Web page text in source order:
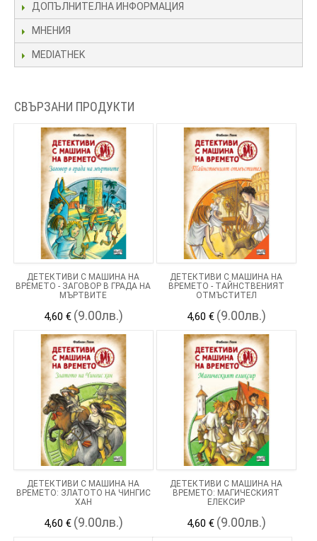
ДОПЪЛНИТЕЛНА ИНФОРМАЦИЯ
МНЕНИЯ
MEDIATHEK
СВЪРЗАНИ ПРОДУКТИ
ДЕТЕКТИВИ С МАШИНА НА
ВРЕМЕТО - ЗАГОВОР В ГРАДА НА
МЪРТВИТЕ
4,60 € (9.00лв.)
ДЕТЕКТИВИ С МАШИНА НА
ВРЕМЕТО - ТАЙНСТВЕНИЯТ
ОТМЪСТИТЕЛ
4,60 € (9.00лв.)
ДЕТЕКТИВИ С МАШИНА НА
ВРЕМЕТО: ЗЛАТОТО НА ЧИНГИС
ХАН
4,60 € (9.00лв.)
ДЕТЕКТИВИ С МАШИНА НА
ВРЕМЕТО: МАГИЧЕСКИЯТ
ЕЛЕКСИР
4,60 € (9.00лв.)